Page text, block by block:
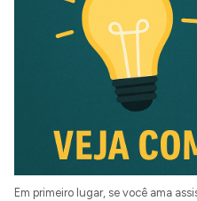
Em primeiro lugar, se você ama